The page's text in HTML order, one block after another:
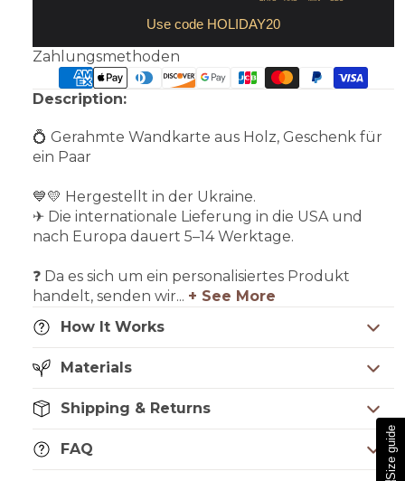
Use code HOLIDAY20
Zahlungsmethoden
Description:
💍 Gerahmte Wandkarte aus Holz, Geschenk für
ein Paar
💙💛 Hergestellt in der Ukraine.
✈ Die internationale Lieferung in die USA und
nach Europa dauert 5–14 Werktage.
❓ Da es sich um ein personalisiertes Produkt
handelt, senden wir... + See More
How It Works
Materials
Shipping & Returns
FAQ Size guide